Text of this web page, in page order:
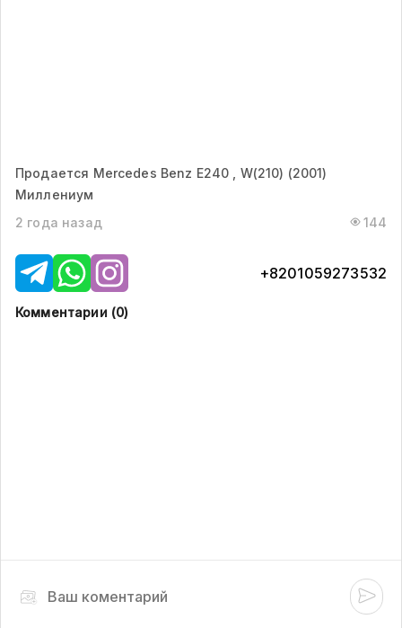
Продается Mercedes Benz E240 , W(210) (2001)
Миллениум
2 года назад
144
+8201059273532
Комментарии (0)